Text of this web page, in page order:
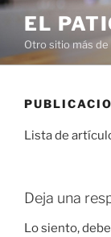
Saltar
contenido
EL
Otro sitio más de
Lista de
Deja una
Lo siento,